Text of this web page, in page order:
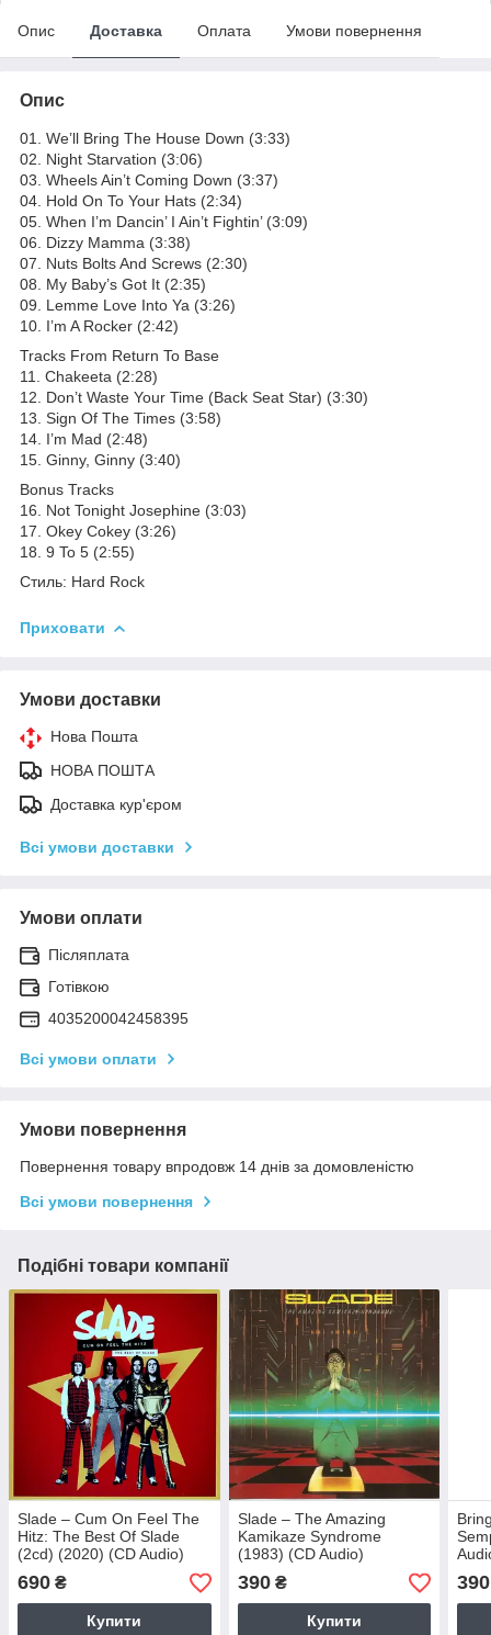
Опис Доставка Оплата Умови повернення
Опис
01. We’ll Bring The House Down (3:33)
02. Night Starvation (3:06)
03. Wheels Ain’t Coming Down (3:37)
04. Hold On To Your Hats (2:34)
05. When I’m Dancin’ I Ain’t Fightin’ (3:09)
06. Dizzy Mamma (3:38)
07. Nuts Bolts And Screws (2:30)
08. My Baby’s Got It (2:35)
09. Lemme Love Into Ya (3:26)
10. I’m A Rocker (2:42)
Tracks From Return To Base
11. Chakeeta (2:28)
12. Don’t Waste Your Time (Back Seat Star) (3:30)
13. Sign Of The Times (3:58)
14. I’m Mad (2:48)
15. Ginny, Ginny (3:40)
Bonus Tracks
16. Not Tonight Josephine (3:03)
17. Okey Cokey (3:26)
18. 9 To 5 (2:55)
Стиль: Hard Rock
Приховати
Умови доставки
Нова Пошта
НОВА ПОШТА
Доставка кур'єром
Всі умови доставки
Умови оплати
Післяплата
Готівкою
4035200042458395
Всі умови оплати
Умови повернення
Повернення товару впродовж 14 днів за домовленістю
Всі умови повернення
Подібні товари компанії
Slade – Cum On Feel The
Hitz: The Best Of Slade
(2cd) (2020) (CD Audio)
690 ₴
Купити
Slade – The Amazing
Kamikaze Syndrome
(1983) (CD Audio)
390₴
Купити
390